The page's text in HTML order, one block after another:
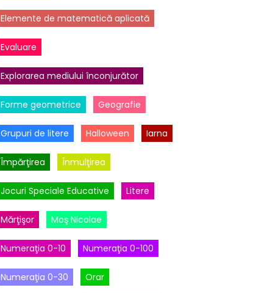
Elemente de matematică aplicată
Evaluare
Explorarea mediului înconjurător
Forme geometrice Geografie
Grupuri de litere Halloween Iarna
Împărţirea Înmulţirea
Jocuri Speciale Educative Litere
Mărţişor Moş Nicolae
Numeraţia 0-10 Numeraţia 0-100
Numeraţia 0-30 Orar